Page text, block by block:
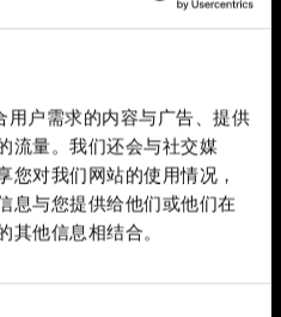
户需求的内容与广告、提供
流量。我们还会与社交媒
您对我们网站的使用情况，
息与您提供给他们或他们在
其他信息相结合。